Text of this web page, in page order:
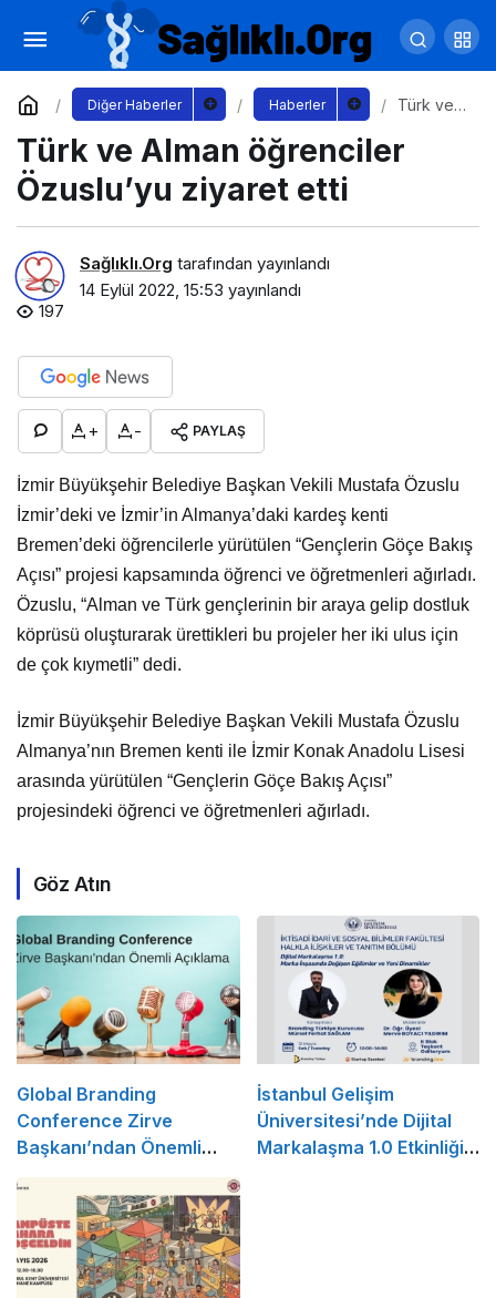
Diğer Haberler Haberler
Türk ve
öğrencile
r
Türk ve Alman öğrenciler
Özuslu’yu ziyaret etti
Sağlıklı.Org tarafından yayınlandı
14 Eylül 2022, 15:53 yayınlandı
197
+ - PAYLAŞ
İzmir Büyükşehir Belediye Başkan Vekili Mustafa Özuslu
İzmir’deki ve İzmir’in Almanya’daki kardeş kenti
Bremen’deki öğrencilerle yürütülen “Gençlerin Göçe Bakış
Açısı” projesi kapsamında öğrenci ve öğretmenleri ağırladı.
Özuslu, “Alman ve Türk gençlerinin bir araya gelip dostluk
köprüsü oluşturarak ürettikleri bu projeler her iki ulus için
de çok kıymetli” dedi.
İzmir Büyükşehir Belediye Başkan Vekili Mustafa Özuslu
Almanya’nın Bremen kenti ile İzmir Konak Anadolu Lisesi
arasında yürütülen “Gençlerin Göçe Bakış Açısı”
projesindeki öğrenci ve öğretmenleri ağırladı.
Göz Atın
Global Branding
Conference Zirve
Başkanı’ndan Önemli
Açıklama
İstanbul Gelişim
Üniversitesi’nde Dijital
Markalaşma 1.0 Etkinliği
Başkan Dündar, Kosovalı Misafirleri Ağırladı
Yorum Yap Paylaş